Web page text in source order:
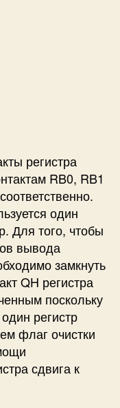
регистра
RB0, RB1
один
Для того, чтобы
вывода
замкнуть
QH регистра
поскольку
регистр
флаг очистки
сдвига к